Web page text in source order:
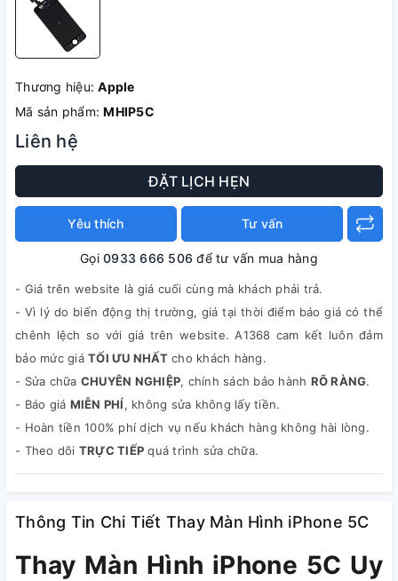
Thương hiệu:Apple
Mã sản phẩm:MHIP5C
Liên hệ
ĐẶT LỊCH HẸN
Yêu thích Tư vấn
Gọi0933 666 506 để tư vấn mua hàng
- Giá trên website là giá cuối cùng mà khách phải trả.
- Vì lý do biến động thị trường, giá tại thời điểm báo giá có thể
chênh lệch so với giá trên website. A1368 cam kết luôn đảm
bảo mức giá TỐI ƯU NHẤTcho khách hàng.
- Sửa chữa CHUYÊN NGHIỆP, chính sách bảo hành RÕ RÀNG.
- Báo giá MIỄN PHÍ, không sửa không lấy tiền.
- Hoàn tiền 100% phí dịch vụ nếu khách hàng không hài lòng.
- Theo dõi TRỰC TIẾP quá trình sửa chữa.
Thông Tin Chi Tiết Thay Màn Hình iPhone 5C
Thay Màn Hình iPhone 5C Uy